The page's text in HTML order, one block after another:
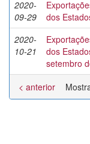
2020-
09-29
dos
2020-
10-21
dos
setembro
< anterior